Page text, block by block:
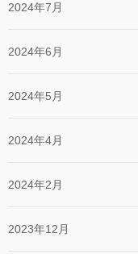
2024年7月
2024年6月
2024年5月
2024年4月
2024年2月
2023年12月